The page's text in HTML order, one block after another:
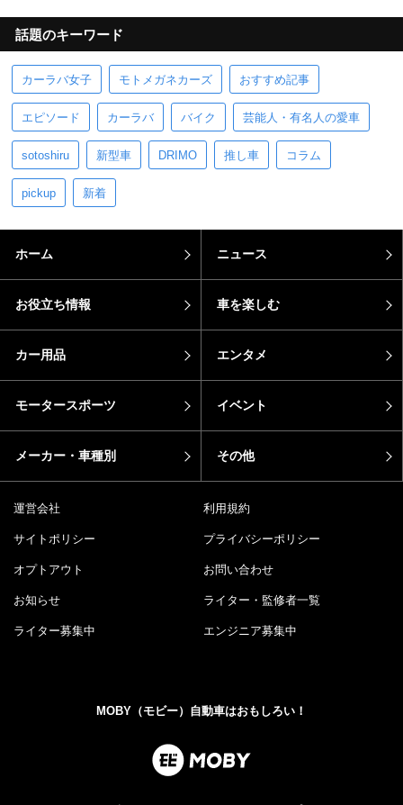
話題のキーワード
カーラバ女子 モトメガネカーズ おすすめ記事
エピソード カーラバ バイク 芸能人・有名人の愛車
sotoshiru 新型車 DRIMO 推し車 コラム
pickup 新着
ホーム ニュース
お役立ち情報 車を楽しむ
カー用品 エンタメ
モータースポーツ イベント
メーカー・車種別 その他
運営会社 利用規約
サイトポリシー プライバシーポリシー
オプトアウト お問い合わせ
お知らせ ライター・監修者一覧
ライター募集中 エンジニア募集中
MOBY（モビー）自動車はおもしろい！